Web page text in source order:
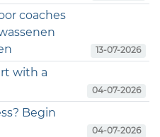
coaches
13-07-2026
with a
04-07-2026
Begin
04-07-2026